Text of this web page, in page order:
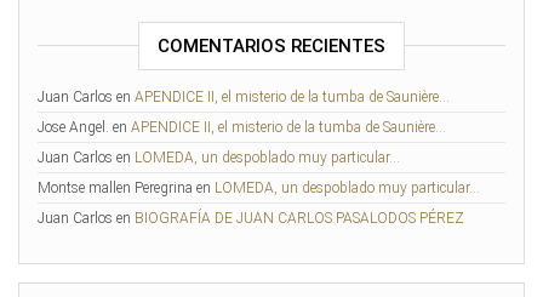
COMENTARIOS RECIENTES
Juan Carlos en APENDICE II, el misterio de la tumba de Saunière…
Jose Angel. en APENDICE II, el misterio de la tumba de Saunière…
Juan Carlos en LOMEDA, un despoblado muy particular…
Montse mallen Peregrina en LOMEDA, un despoblado muy particular…
Juan Carlos en BIOGRAFÍA DE JUAN CARLOS PASALODOS PÉREZ